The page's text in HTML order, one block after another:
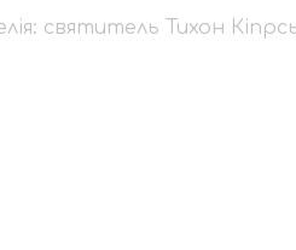
святитель Тихон